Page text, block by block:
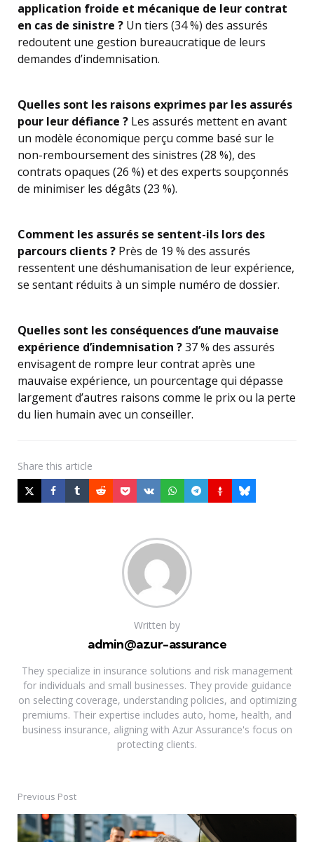
application froide et mécanique de leur contrat
en cas de sinistre ? Un tiers (34 %) des assurés
redoutent une gestion bureaucratique de leurs
demandes d’indemnisation.
Quelles sont les raisons exprimes par les assurés
pour leur défiance ? Les assurés mettent en avant
un modèle économique perçu comme basé sur le
non-remboursement des sinistres (28 %), des
contrats opaques (26 %) et des experts soupçonnés
de minimiser les dégâts (23 %).
Comment les assurés se sentent-ils lors des
parcours clients ? Près de 19 % des assurés
ressentent une déshumanisation de leur expérience,
se sentant réduits à un simple numéro de dossier.
Quelles sont les conséquences d’une mauvaise
expérience d’indemnisation ?37 % des assurés
envisagent de rompre leur contrat après une
mauvaise expérience, un pourcentage qui dépasse
largement d’autres raisons comme le prix ou la perte
du lien humain avec un conseiller.
Share this article
Written by
admin@azur-assurance
They specialize in insurance solutions and risk management
for individuals and small businesses. They provide guidance
on selecting coverage, understanding policies, and optimizing
premiums. Their expertise includes auto, home, health, and
business insurance, aligning with Azur Assurance's focus on
protecting clients.
Post
navigation
Previous Post